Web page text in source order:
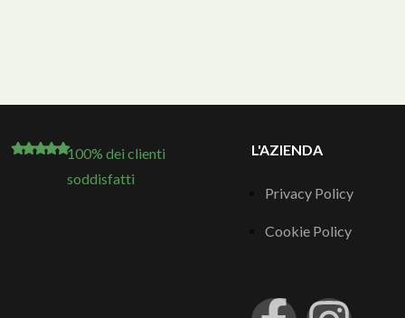
100% dei clienti
soddisfatti
L'AZIENDA
Privacy Policy
Cookie Policy